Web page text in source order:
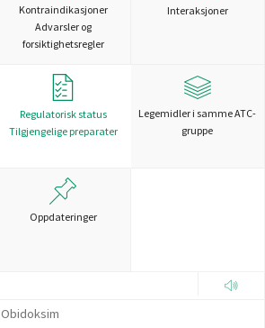
Kontraindikasjoner
Advarsler og
forsiktighetsregler
Interaksjoner
Regulatorisk status
Tilgjengelige preparater
Legemidler i samme ATC-
gruppe
Oppdateringer
Obidoksim